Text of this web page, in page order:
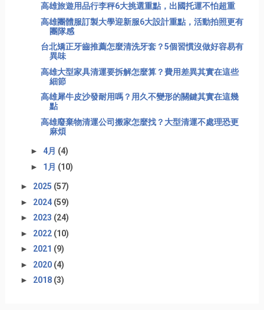
高雄旅遊用品行李秤6大挑選重點，出國托運不怕超重
高雄團體服訂製大學迎新服6大設計重點，活動拍照更有
團隊感
台北矯正牙齒推薦怎麼清洗牙套？5個習慣沒做好容易有
異味
高雄大型家具清運要拆解怎麼算？費用差異其實在這些
細節
高雄犀牛皮沙發耐用嗎？用久不變形的關鍵其實在這幾
點
高雄廢棄物清運公司搬家怎麼找？大型清運不處理恐更
麻煩
► 4月 (4)
► 1月 (10)
► 2025 (57)
► 2024 (59)
► 2023 (24)
► 2022 (10)
► 2021 (9)
► 2020 (4)
► 2018 (3)